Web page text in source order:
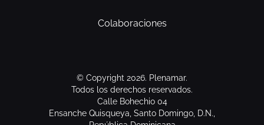
Colaboraciones
© Copyright 2026. Plenamar.
Todos los derechos reservados.
Calle Bohechio 04
Ensanche Quisqueya, Santo Domingo, D.N.,